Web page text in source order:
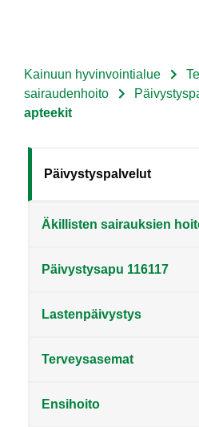
Murupolku
Kainuun hyvinvointialue
sairaudenhoito
apteekit
Sote
Menu
Asiakkaille
level
Päivystyspalvelut
Äkillisten sairauksien
Päivystysapu 116117
Lastenpäivystys
Terveysasemat
Ensihoito